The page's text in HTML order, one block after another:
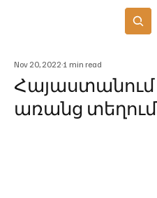
Հայաստանում
առանց
Nov 20, 2022 1 min read